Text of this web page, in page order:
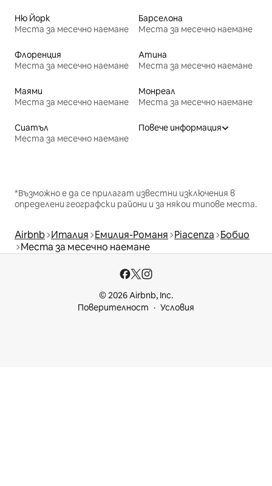
Ню Йорк
Места за месечно наемане
Барселона
Места за месечно наемане
Флоренция
Места за месечно наемане
Атина
Места за месечно наемане
Маями
Места за месечно наемане
Монреал
Места за месечно наемане
Сиатъл
Места за месечно наемане
Повече информация
*Възможно е да се прилагат известни изключения в
определени географски райони и за някои типове места.
Airbnb Италия Емилия-Романя Piacenza Бобио
Места за месечно наемане
© 2026 Airbnb, Inc.
Поверителност
Условия